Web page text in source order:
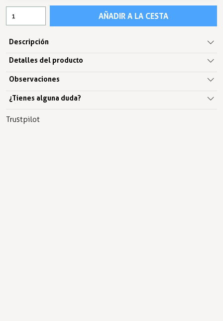
AÑADIR A LA CESTA
Descripción
Detalles del producto
Observaciones
¿Tienes alguna duda?
Trustpilot